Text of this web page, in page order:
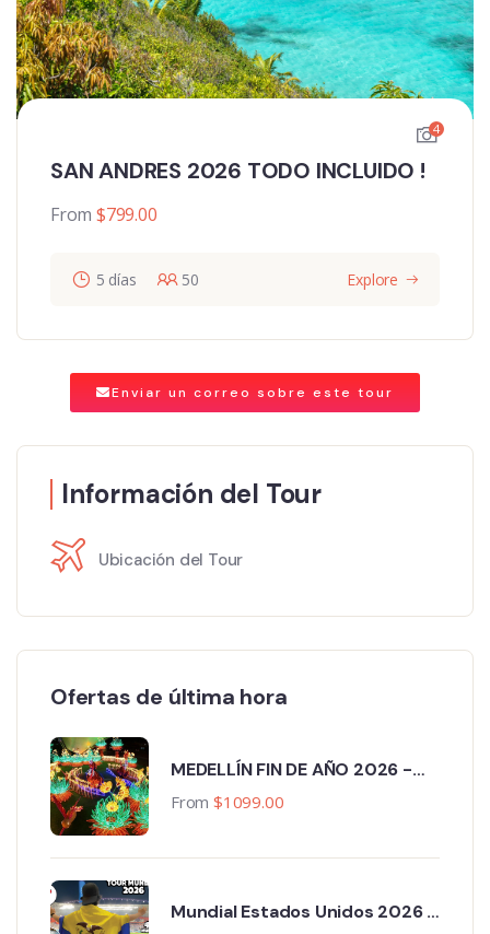
4
SAN ANDRES 2026 TODO INCLUIDO !
From $799.00
5 días 50 Explore
Enviar un correo sobre este tour
Información del Tour
Ubicación del Tour
Ofertas de última hora
MEDELLÍN FIN DE AÑO 2026 -
2027
From $1099.00
Mundial Estados Unidos 2026 -